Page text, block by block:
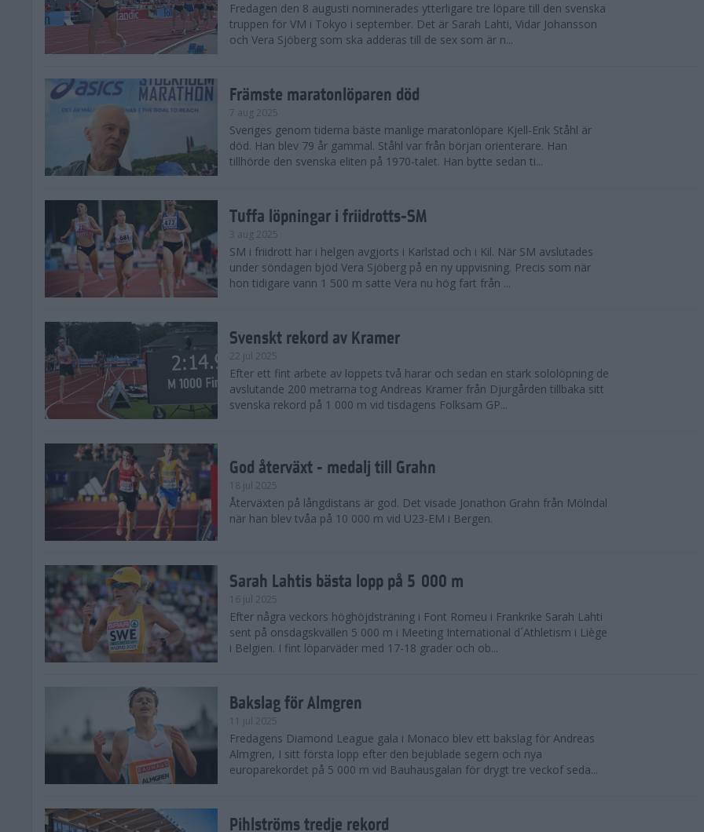
Fredagen den 8 augusti nominerades ytterligare tre löpare till den svenska
truppen för VM i Tokyo i september. Det är Sarah Lahti, Vidar Johansson
och Vera Sjöberg som ska adderas till de sex som är n...
Främste maratonlöparen död
7 aug 2025
Sveriges genom tiderna bäste manlige maratonlöpare Kjell-Erik Ståhl är
död. Han blev 79 år gammal. Ståhl var från början orienterare. Han
tillhörde den svenska eliten på 1970-talet. Han bytte sedan ti...
Tuffa löpningar i friidrotts-SM
3 aug 2025
SM i friidrott har i helgen avgjorts i Karlstad och i Kil. När SM avslutades
under söndagen bjöd Vera Sjöberg på en ny uppvisning. Precis som när
hon tidigare vann 1 500 m satte Vera nu hög fart från ...
Svenskt rekord av Kramer
22 jul 2025
Efter ett fint arbete av loppets två harar och sedan en stark sololöpning de
avslutande 200 metrarna tog Andreas Kramer från Djurgården tillbaka sitt
svenska rekord på 1 000 m vid tisdagens Folksam GP...
God återväxt - medalj till Grahn
18 jul 2025
Återväxten på långdistans är god. Det visade Jonathon Grahn från Mölndal
när han blev tvåa på 10 000 m vid U23-EM i Bergen.
Sarah Lahtis bästa lopp på 5 000 m
16 jul 2025
Efter några veckors höghöjdsträning i Font Romeu i Frankrike Sarah Lahti
sent på onsdagskvällen 5 000 m i Meeting International d´Athletism i Liège
i Belgien. I fint löparväder med 17-18 grader och ob...
Bakslag för Almgren
11 jul 2025
Fredagens Diamond League gala i Monaco blev ett bakslag för Andreas
Almgren, I sitt första lopp efter den bejublade segern och nya
europarekordet på 5 000 m vid Bauhausgalan för drygt tre veckof seda...
Pihlströms tredje rekord